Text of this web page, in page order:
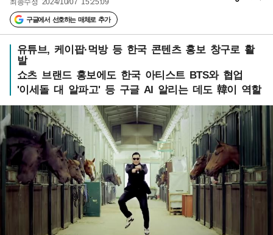
최종수정 2024/10/07 15:25:09
구글에서 선호하는 매체로 추가
유튜브, 케이팝·먹방 등 한국 콘텐츠 홍보 창구로 활
발
쇼츠 브랜드 홍보에도 한국 아티스트 BTS와 협업
'이세돌 대 알파고' 등 구글 AI 알리는 데도 韓이 역할